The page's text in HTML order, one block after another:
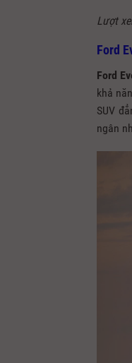
Lượt
Ford
Ford
khả
SUV
ngân